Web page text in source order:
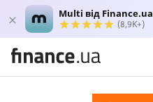
Multi від Finance.ua
(8,9K+)